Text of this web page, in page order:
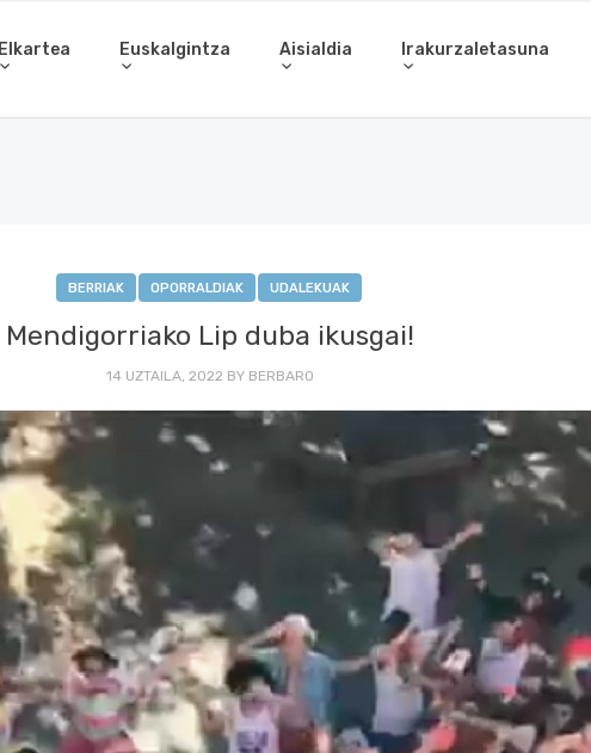
Elkartea Euskalgintza Aisialdia Irakurzaletasuna
BERRIAK OPORRALDIAK UDALEKUAK
Mendigorriako Lip duba ikusgai!
14 UZTAILA, 2022 BY BERBARO